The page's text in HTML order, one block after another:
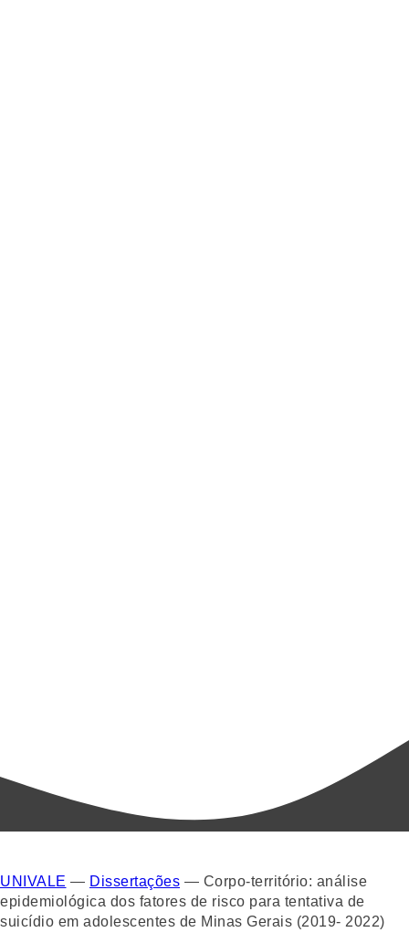
UNIVALE — Dissertações — Corpo-território: análise
epidemiológica dos fatores de risco para tentativa de
suicídio em adolescentes de Minas Gerais (2019- 2022)